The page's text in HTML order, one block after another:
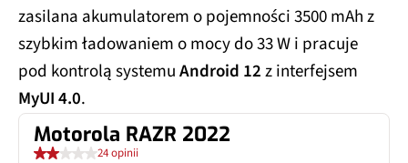
zasilana akumulatorem o pojemności 3500 mAh z
szybkim ładowaniem o mocy do 33 W i pracuje
pod kontrolą systemuAndroid 12z interfejsem
MyUI 4.0.
Motorola RAZR 2022
24 opinii